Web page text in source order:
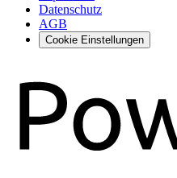
Datenschutz
AGB
Cookie Einstellungen